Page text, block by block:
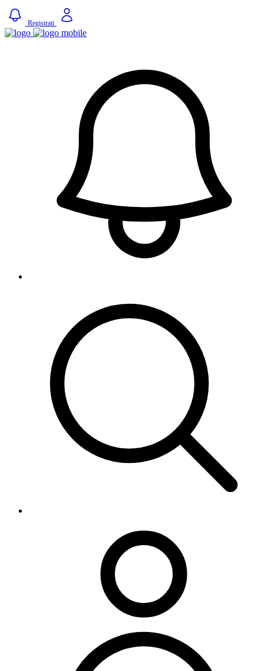
Registrati